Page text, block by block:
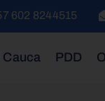
602 8244515
Cauca PDD